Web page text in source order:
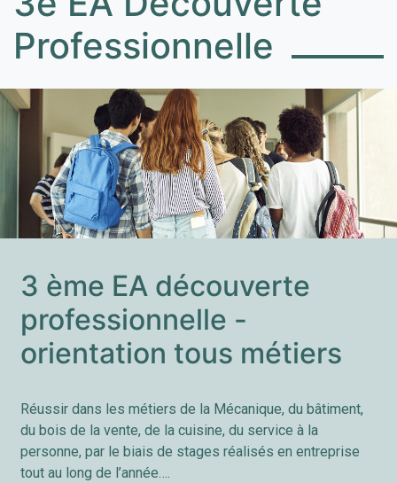
Professionnelle
3 ème EA découverte
professionnelle -
orientation tous métiers
Réussir dans les métiers de la Mécanique, du bâtiment,
du bois de la vente, de la cuisine, du service à la
personne, par le biais de stages réalisés en entreprise
tout au long de l’année….